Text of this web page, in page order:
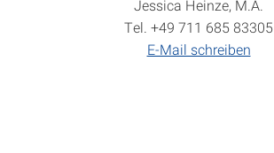
Jessica Heinze, M.A.
Tel. +49 711 685 83305
E-Mail schreiben